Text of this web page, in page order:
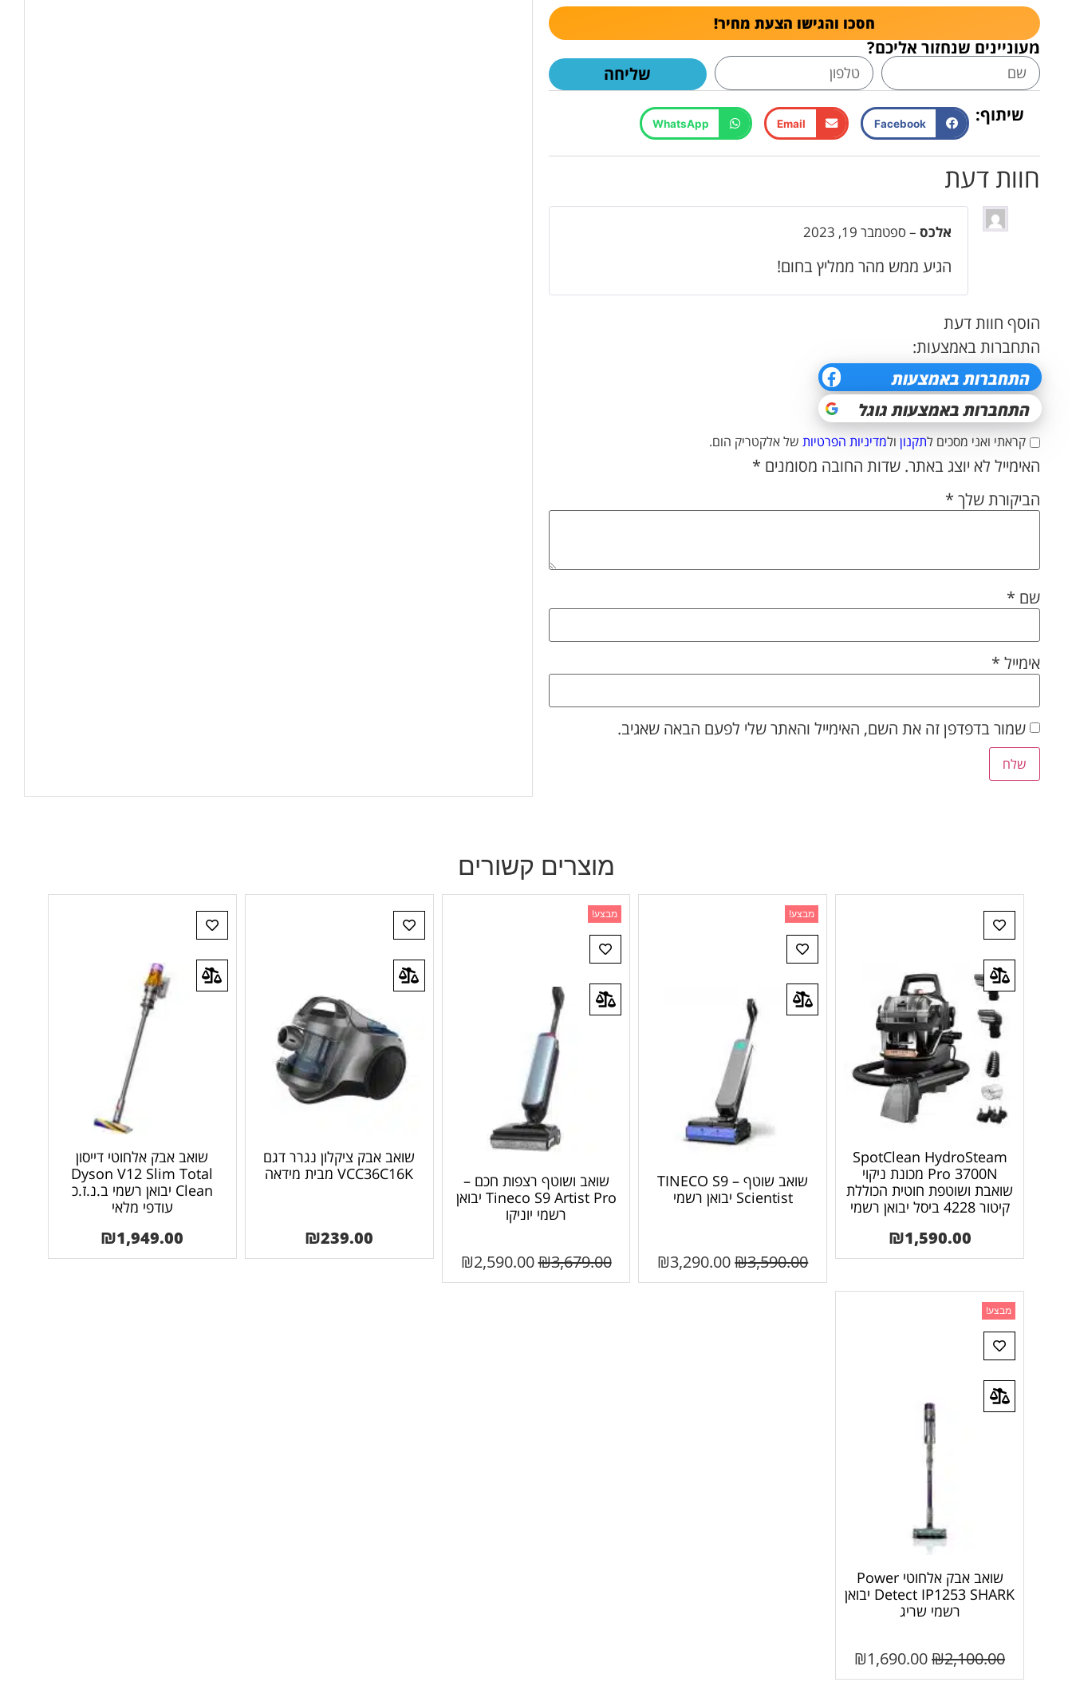
חסכו והגישו הצעת מחיר!
מעוניינים שנחזור אליכם?
שליחה
שיתוף:
Facebook
Email
WhatsApp
חוות דעת
אלכס – ספטמבר 19, 2023
הגיע ממש מהר ממליץ בחום!
הוסף חוות דעת
התחברות באמצעות:
קראתי ואני מסכים לתקנון ולמדיניות הפרטיות של אלקטריק הום.
האימייל לא יוצג באתר. שדות החובה מסומנים *
הביקורת שלך *
שם *
אימייל *
שמור בדפדפן זה את השם, האימייל והאתר שלי לפעם הבאה שאגיב.
מוצרים קשורים
SpotClean HydroSteam
Pro 3700N מכונת ניקוי
שואבת ושוטפת חוטית הכוללת
קיטור 4228 ביסל יבואן רשמי
₪1,590.00
מבצע!
שואב שוטף – TINECO S9
Scientist יבואן רשמי
₪3,590.00
₪3,290.00
מבצע!
שואב ושוטף רצפות חכם –
Tineco S9 Artist Pro יבואן
רשמי יוניקו
₪3,679.00
₪2,590.00
שואב אבק ציקלון נגרר דגם
VCC36C16K מבית מידאה
₪239.00
שואב אבק אלחוטי דייסון
Dyson V12 Slim Total
Clean יבואן רשמי ב.נ.ז.כ
עודפי מלאי
₪1,949.00
מבצע!
שואב אבק אלחוטי Power
Detect IP1253 SHARK יבואן
רשמי שריג
₪2,100.00
₪1,690.00